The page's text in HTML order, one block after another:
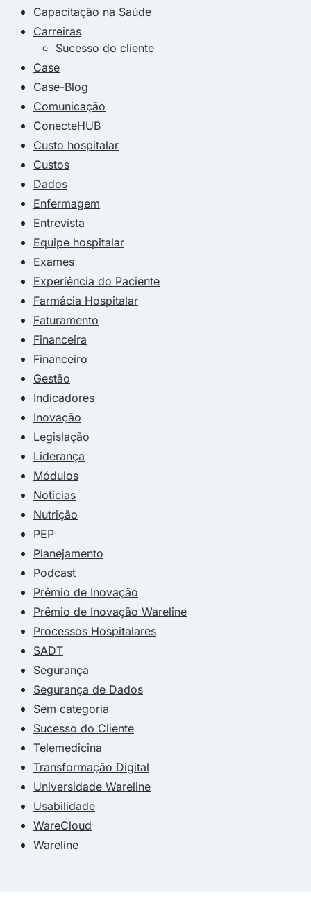
Capacitação na Saúde
Carreiras
Sucesso do cliente
Case
Case-Blog
Comunicação
ConecteHUB
Custo hospitalar
Custos
Dados
Enfermagem
Entrevista
Equipe hospitalar
Exames
Experiência do Paciente
Farmácia Hospitalar
Faturamento
Financeira
Financeiro
Gestão
Indicadores
Inovação
Legislação
Liderança
Módulos
Notícias
Nutrição
PEP
Planejamento
Podcast
Prêmio de Inovação
Prêmio de Inovação Wareline
Processos Hospitalares
SADT
Segurança
Segurança de Dados
Sem categoria
Sucesso do Cliente
Telemedicina
Transformação Digital
Universidade Wareline
Usabilidade
WareCloud
Wareline